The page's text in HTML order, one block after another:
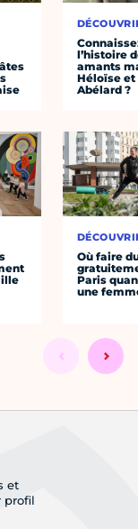
l’histoire
amants
Héloïse et
Abélard ?
Où faire
Paris
une
et
profil